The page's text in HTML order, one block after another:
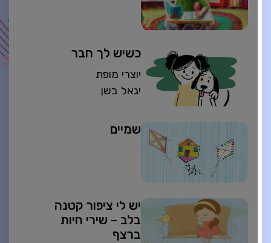
כשיש לך חבר
יוצרי מופת
יגאל בשן
שמיים
יש לי ציפור קטנה
בלב – שירי חיות
ברצף